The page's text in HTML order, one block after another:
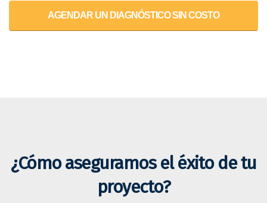
AGENDAR UN DIAGNÓSTICO SIN COSTO
¿Cómo aseguramos el éxito de tu
proyecto?